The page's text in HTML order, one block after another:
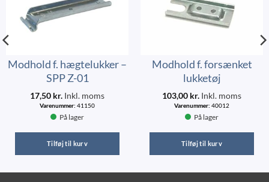
Modhold f. hægtelukker –
SPP Z-01
17,50 kr. Inkl. moms
Varenummer: 41150
På lager
Tilføj til kurv
Modhold f. forsænket
lukketøj
103,00 kr. Inkl. moms
Varenummer: 40012
På lager
Tilføj til kurv